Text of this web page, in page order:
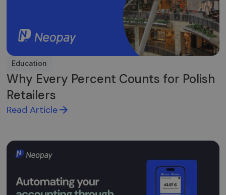
Education
Why Every Percent Counts for Polish
Retailers
Read Article